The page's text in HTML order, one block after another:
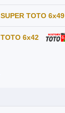
SUPER TOTO 6x49
TOTO 6x42